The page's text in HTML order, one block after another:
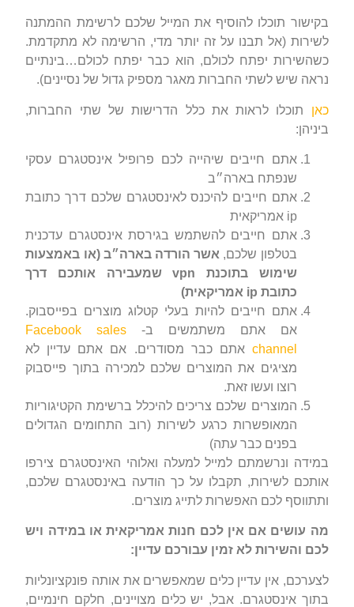
בקישור תוכלו להוסיף את המייל שלכם לרשימת ההמתנה
לשירות (אל תבנו על זה יותר מדי, הרשימה לא מתקדמת.
כשהשירות יפתח לכולם, הוא כבר יפתח לכולם…בינתיים
נראה שיש לשתי החברות מאגר מספיק גדול של נסיינים).
כאן תוכלו לראות את כלל הדרישות של שתי החברות,
ביניהן:
אתם חייבים שיהייה לכם פרופיל אינסטגרם עסקי
שנפתח בארה״ב
אתם חייבים להיכנס לאינסטגרם שלכם דרך כתובת
ip אמריקאית
אתם חייבים להשתמש בגירסת אינסטגרם עדכנית
בטלפון שלכם, אשר הורדה בארה״ב (או באמצעות
שימוש בתוכנת vpn שמעבירה אותכם דרך
כתובת ip אמריקאית)
אתם חייבים להיות בעלי קטלוג מוצרים בפייסבוק.
אם אתם משתמשים ב- Facebook sales
channel אתם כבר מסודרים. אם אתם עדיין לא
מציגים את המוצרים שלכם למכירה בתוך פייסבוק
רוצו ועשו זאת.
המוצרים שלכם צריכים להיכלל ברשימת הקטיגוריות
המאופשרות כרגע לשירות (רוב התחומים הגדולים
בפנים כבר עתה)
במידה ונרשמתם למייל למעלה ואלוהי האינסטגרם צירפו
אותכם לשירות, תקבלו על כך הודעה באינסטגרם שלכם,
ותתווסף לכם האפשרות לתייג מוצרים.
מה עושים אם אין לכם חנות אמריקאית או במידה ויש
לכם והשירות לא זמין עבורכם עדיין:
לצערכם, אין עדיין כלים שמאפשרים את אותה פונקציונליות
בתוך אינסטגרם. אבל, יש כלים מצויינים, חלקם חינמיים,